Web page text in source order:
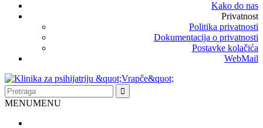
Kako do nas
Privatnost
Politika privatnosti
Dokumentacija o privatnosti
Postavke kolačića
WebMail
MENUMENU